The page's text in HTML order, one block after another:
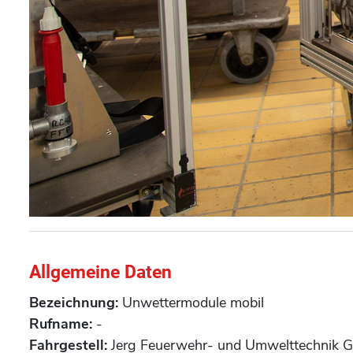
Allgemeine Daten
Bezeichnung: Unwettermodule mobil
Rufname: -
Fahrgestell: Jerg Feuerwehr- und Umwelttechnik